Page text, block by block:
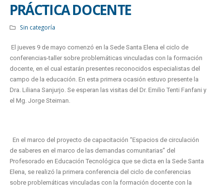
PRÁCTICA DOCENTE
Sin categoría
El jueves 9 de mayo comenzó en la Sede Santa Elena el ciclo de
conferencias-taller sobre problemáticas vinculadas con la formación
docente, en el cual estarán presentes reconocidos especialistas del
campo de la educación. En esta primera ocasión estuvo presente la
Dra. Liliana Sanjurjo. Se esperan las visitas del Dr. Emilio Tenti Fanfani y
el Mg. Jorge Steiman.
En el marco del proyecto de capacitación “Espacios de circulación
de saberes en el marco de las demandas comunitarias” del
Profesorado en Educación Tecnológica que se dicta en la Sede Santa
Elena, se realizó la primera conferencia del ciclo de conferencias
sobre problemáticas vinculadas con la formación docente con la